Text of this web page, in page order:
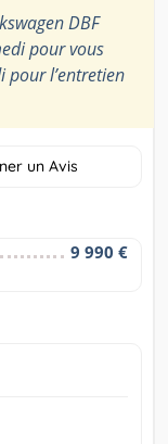
DBF
pour vous
pour l’entretien
un Avis
9 990 €